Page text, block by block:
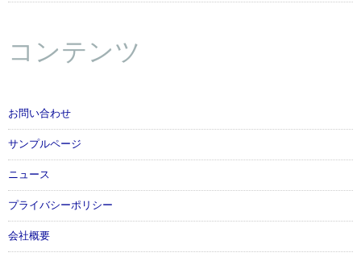
コンテンツ
お問い合わせ
サンプルページ
ニュース
プライバシーポリシー
会社概要